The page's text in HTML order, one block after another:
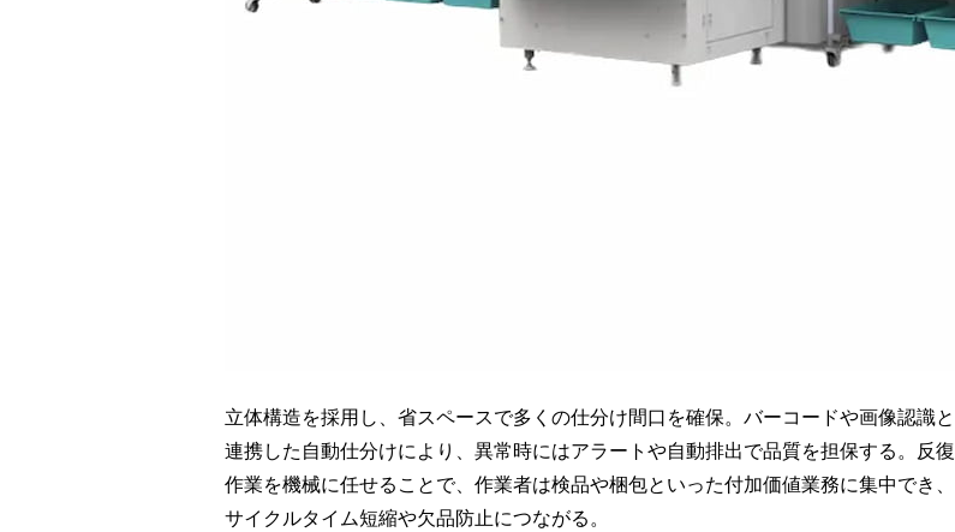
立体構造を採用し、省スペースで多くの仕分け間口を確保。バーコードや画像認識と
連携した自動仕分けにより、異常時にはアラートや自動排出で品質を担保する。反復
作業を機械に任せることで、作業者は検品や梱包といった付加価値業務に集中でき、
サイクルタイム短縮や欠品防止につながる。